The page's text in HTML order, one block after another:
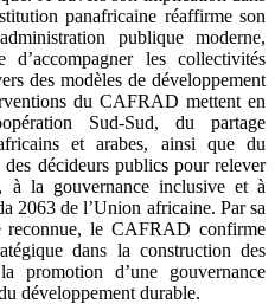
panafricaine réaffirme son
publique moderne,
les collectivités
des modèles de développement
du CAFRAD mettent en
Sud-Sud, du partage
et arabes, ainsi que du
des décideurs publics pour relever
la gouvernance inclusive et à
2063 de l’Union africaine. Par sa
reconnue, le CAFRAD confirme
dans la construction des
promotion d’une gouvernance
développement durable.